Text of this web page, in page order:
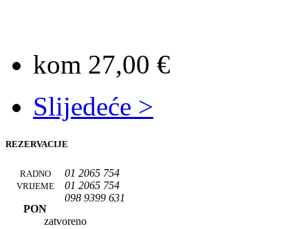
kom 27,00 €
Slijedeće >
REZERVACIJE
01 2065 754
01 2065 754
098 9399 631
RADNO
VRIJEME
PON
zatvoreno